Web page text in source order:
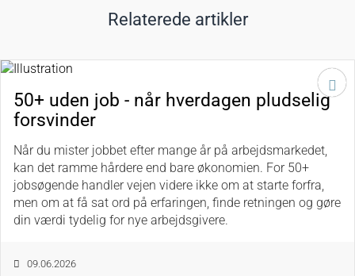
Relaterede artikler
50+ uden job - når hverdagen pludselig
forsvinder
Når du mister jobbet efter mange år på arbejdsmarkedet,
kan det ramme hårdere end bare økonomien. For 50+
jobsøgende handler vejen videre ikke om at starte forfra,
men om at få sat ord på erfaringen, finde retningen og gøre
din værdi tydelig for nye arbejdsgivere.
09.06.2026